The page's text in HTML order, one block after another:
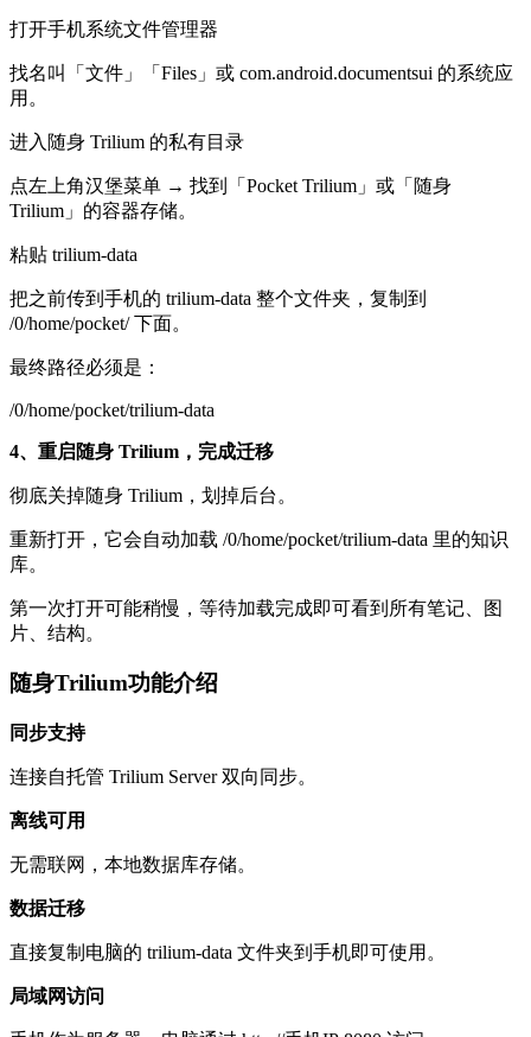
打开手机系统文件管理器
找名叫「文件」「Files」或 com.android.documentsui 的系统应
用。
进入随身 Trilium 的私有目录
点左上角汉堡菜单 → 找到「Pocket Trilium」或「随身
Trilium」的容器存储。
粘贴 trilium-data
把之前传到手机的 trilium-data 整个文件夹，复制到
/0/home/pocket/ 下面。
最终路径必须是：
/0/home/pocket/trilium-data
4、重启随身 Trilium，完成迁移
彻底关掉随身 Trilium，划掉后台。
重新打开，它会自动加载 /0/home/pocket/trilium-data 里的知识
库。
第一次打开可能稍慢，等待加载完成即可看到所有笔记、图
片、结构。
随身Trilium功能介绍
同步支持
连接自托管 Trilium Server 双向同步。
离线可用
无需联网，本地数据库存储。
数据迁移
直接复制电脑的 trilium-data 文件夹到手机即可使用。
局域网访问